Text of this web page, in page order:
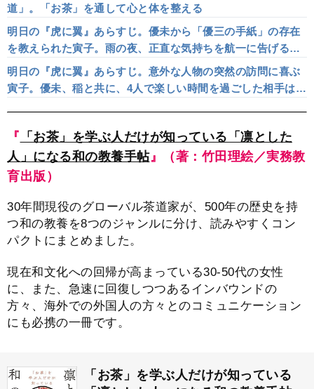
道」。「お茶」を通して心と体を整える
明日の『虎に翼』あらすじ。優未から「優三の手紙」の存在
を教えられた寅子。雨の夜、正直な気持ちを航一に告げる
と…＜ネタバレあり＞
明日の『虎に翼』あらすじ。意外な人物の突然の訪問に喜ぶ
寅子。優未、稲と共に、4人で楽しい時間を過ごした相手は…
『 「お茶」を学ぶ人だけが知っている「凛とした
人」になる和の教養手帖』（著：竹田理絵／実務教
育出版）
30年間現役のグローバル茶道家が、500年の歴史を持
つ和の教養を8つのジャンルに分け、読みやすくコン
パクトにまとめました。
現在和文化への回帰が高まっている30-50代の女性
に、また、急速に回復しつつあるインバウンドの
方々、海外での外国人の方々とのコミュニケーション
にも必携の一冊です。
「お茶」を学ぶ人だけが知っている